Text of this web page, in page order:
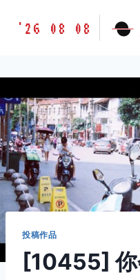
胶
味
道
LETSFILM
'26 08 08
投稿作品
[10455]